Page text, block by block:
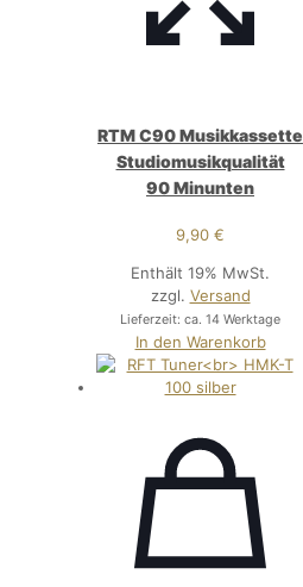
RTM C90 Musikkassette
Studiomusikqualität
90 Minunten
9,90€
Enthält 19% MwSt.
zzgl. Versand
Lieferzeit: ca. 14 Werktage
In den Warenkorb